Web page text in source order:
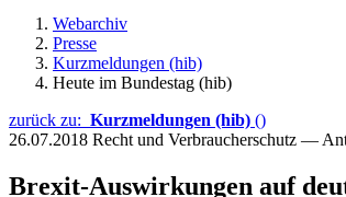
Webarchiv
Presse
Kurzmeldungen (hib)
Heute im Bundestag (hib)
zurück zu: Kurzmeldungen (hib) ()
26.07.2018 Recht und Verbraucherschutz —
Brexit-Auswirkungen auf